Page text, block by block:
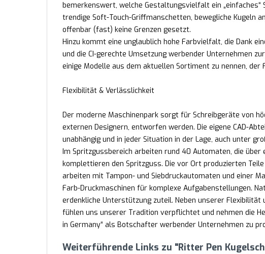
bemerkenswert, welche Gestaltungsvielfalt ein
trendige Soft-Touch-Griffmanschetten, bewegliche Kugeln
offenbar (fast) keine Grenzen gesetzt.
Hinzu kommt eine unglaublich hohe Farbvielfalt, die Dank
und die CI-gerechte Umsetzung werbender Unternehmen zur
einige Modelle aus dem aktuellen Sortiment zu nennen,
Flexibilität & Verlässlichkeit
Der moderne Maschinenpark sorgt für Schreibgeräte von
externen Designern, entworfen werden. Die eigene CAD-
unabhängig und in jeder Situation in der Lage, auch unter
Im Spritzgussbereich arbeiten rund 40 Automaten, die
komplettieren den Spritzguss. Die vor Ort produzierten
arbeiten mit Tampon- und Siebdruckautomaten und einer
Farb-Druckmaschinen für komplexe Aufgabenstellungen.
erdenkliche Unterstützung zuteil. Neben unserer
fühlen uns unserer Tradition verpflichtet und nehmen die
in Germany“ als Botschafter werbender Unternehmen zu
Weiterführende Links zu "Ritter Pen